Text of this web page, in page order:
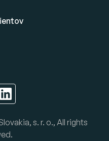
s. r. o., All rights